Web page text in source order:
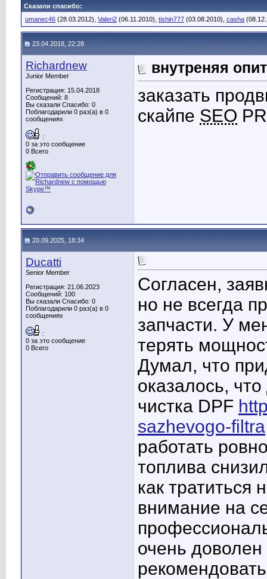
Сказали спасибо:
umanec46 (28.03.2012), Valeri2 (06.11.2010), tishin777 (03.08.2010), casha
23.04.2018, 22:28
Richardnew
Junior Member
Регистрация: 15.04.2018
Сообщений: 8
Вы сказали Спасибо: 0
Поблагодарили 0 раз(а) в 0
сообщениях
:
0 за это сообщение
0 Всего
внутреняя
заказать
скайпе SEO
20.09.2025, 18:34
Ducatti
Senior Member
Регистрация: 21.06.2023
Сообщений: 100
Вы сказали Спасибо: 0
Поблагодарили 0 раз(а) в 0
сообщениях
:
0 за это сообщение
0 Всего
Согласен,
но не всегда
запчасти. У
терять
Думал, что
оказалось,
чистка DPF
sazhevogo-filtra
работать
топлива
как тратиться
внимание на
очень